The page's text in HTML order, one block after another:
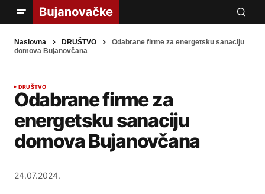
Naslovna DRUŠTVO
Odabrane firme za energetsku sanaciju
domova Bujanovčana
DRUŠTVO
Odabrane firme za
energetsku sanaciju
domova Bujanovčana
24.07.2024.